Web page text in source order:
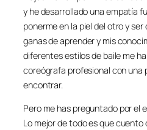
y he desarrollado una empatía
ponerme en la piel del otro y
ganas de aprender y mis
diferentes estilos de baile me
coreógrafa profesional con una
encontrar.
Pero me has preguntado por el
Lo mejor de todo es que